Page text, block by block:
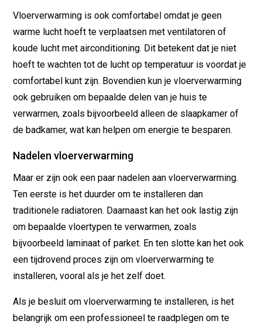
Vloerverwarming is ook comfortabel omdat je geen
warme lucht hoeft te verplaatsen met ventilatoren of
koude lucht met airconditioning. Dit betekent dat je niet
hoeft te wachten tot de lucht op temperatuur is voordat je
comfortabel kunt zijn. Bovendien kun je vloerverwarming
ook gebruiken om bepaalde delen van je huis te
verwarmen, zoals bijvoorbeeld alleen de slaapkamer of
de badkamer, wat kan helpen om energie te besparen.
Nadelen vloerverwarming
Maar er zijn ook een paar nadelen aan vloerverwarming.
Ten eerste is het duurder om te installeren dan
traditionele radiatoren. Daarnaast kan het ook lastig zijn
om bepaalde vloertypen te verwarmen, zoals
bijvoorbeeld laminaat of parket. En ten slotte kan het ook
een tijdrovend proces zijn om vloerverwarming te
installeren, vooral als je het zelf doet.
Als je besluit om vloerverwarming te installeren, is het
belangrijk om een professioneel te raadplegen om te